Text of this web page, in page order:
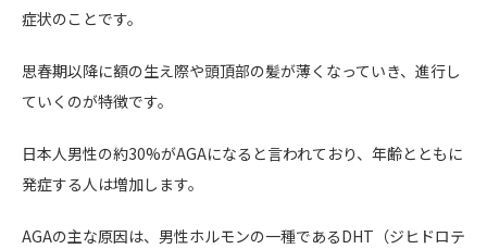
症状のことです。
思春期以降に額の生え際や頭頂部の髪が薄くなっていき、進行し
ていくのが特徴です。
日本人男性の約30%がAGAになると言われており、年齢とともに
発症する人は増加します。
AGAの主な原因は、男性ホルモンの一種であるDHT（ジヒドロテ